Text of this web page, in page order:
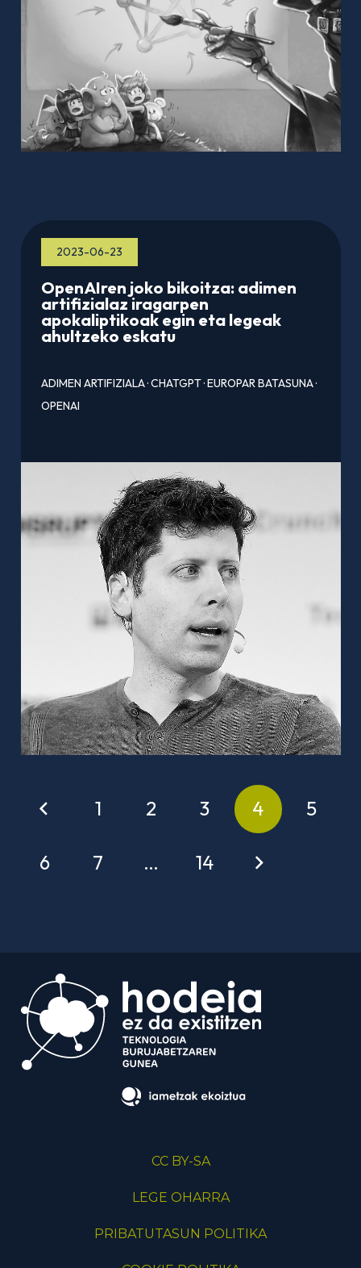
2023-06-23
OpenAIren joko bikoitza: adimen
artifizialaz iragarpen
apokaliptikoak egin eta legeak
ahultzeko eskatu
ADIMEN ARTIFIZIALA·CHATGPT·EUROPAR BATASUNA·
OPENAI
1 2 3 4 5
6 7 … 14
CC BY-SA
LEGE OHARRA
PRIBATUTASUN POLITIKA